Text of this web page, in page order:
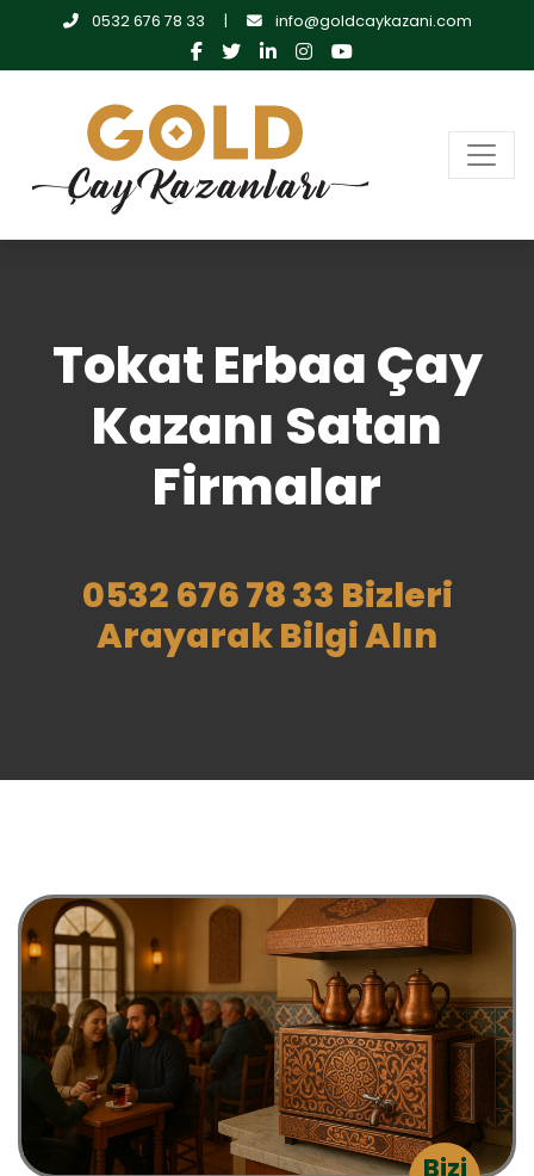
0532 676 78 33 | info@goldcaykazani.com
Tokat Erbaa Çay
Kazanı Satan
Firmalar
0532 676 78 33 Bizleri
Arayarak Bilgi Alın
Bizi